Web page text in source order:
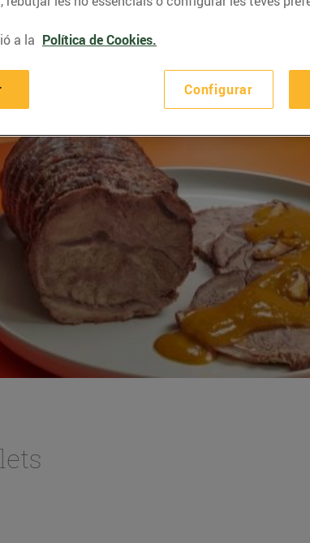
a la Política de Cookies.
Configurar